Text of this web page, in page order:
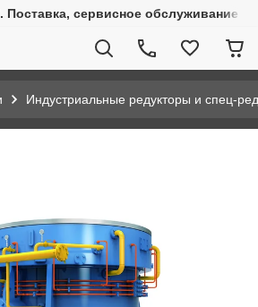
сервисное обслуживание
Индустриальные редукторы и спец-